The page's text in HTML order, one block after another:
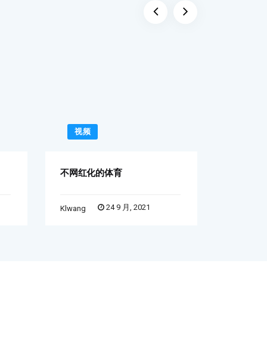
视频
不网红化的体育
Klwang 24 9 月, 2021